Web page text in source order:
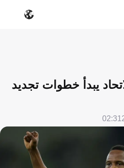
يبدأ خطوات تجديد
02:31